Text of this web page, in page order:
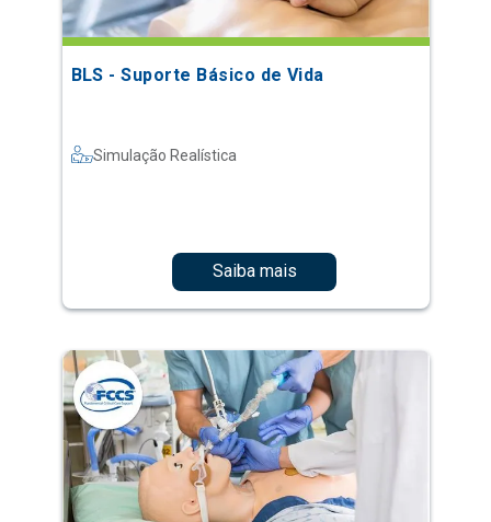
BLS - Suporte Básico de Vida
Simulação Realística
Saiba mais